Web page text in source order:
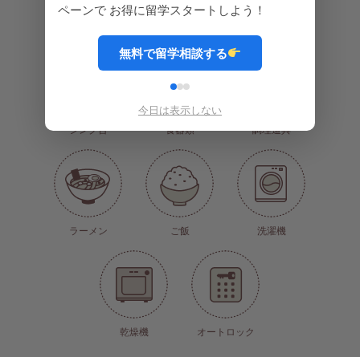
シンク台 食器類 調理道具
ラーメン ご飯 洗濯機
乾燥機 オートロック
ペーンで お得に留学スタートしよう！
無料で留学相談する
今日は表示しない